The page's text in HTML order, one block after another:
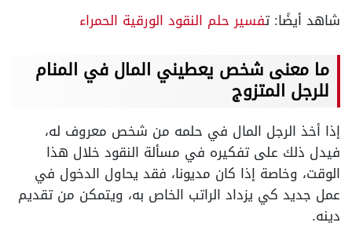
شاهد أيضًا: تفسير حلم النقود الورقية الحمراء
ما معنى شخص يعطيني المال في المنام
للرجل المتزوج
إذا أخذ الرجل المال في حلمه من شخص معروف له،
فيدل ذلك على تفكيره في مسألة النقود خلال هذا
الوقت، وخاصة إذا كان مديونا، فقد يحاول الدخول في
عمل جديد كي يزداد الراتب الخاص به، ويتمكن من تقديم
دينه.